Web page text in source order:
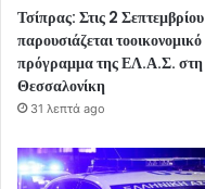
Τσίπρας: Στις 2 Σεπτεμβρίου
παρουσιάζεται τοοικονομικό
πρόγραμμα της ΕΛ.Α.Σ. στη
Θεσσαλονίκη
31 λεπτά ago